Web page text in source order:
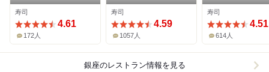
寿司
4.61
172人
寿司
4.59
1057人
寿司
4.51
614人
銀座のレストラン情報を見る